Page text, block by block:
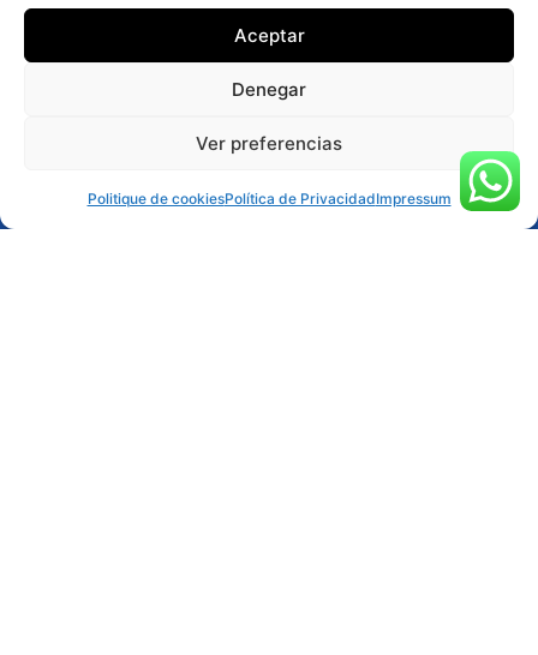
Aceptar
Denegar
Ver preferencias
Politique de cookiesPolítica de PrivacidadImpressum
RÉSERVER ACTIVITÉ